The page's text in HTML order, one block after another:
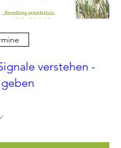
verstehen -